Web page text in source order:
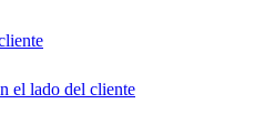
el lado del cliente